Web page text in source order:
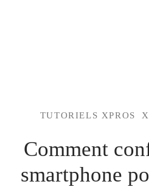
TUTORIELS XPROS
Comment
smartphone